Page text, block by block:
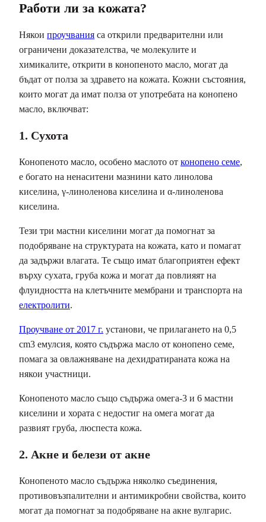
Работи ли за кожата?
Някои проучвания са открили предварителни или
ограничени доказателства, че молекулите и
химикалите, открити в конопеното масло, могат да
бъдат от полза за здравето на кожата. Кожни състояния,
които могат да имат полза от употребата на конопено
масло, включват:
1. Сухота
Конопеното масло, особено маслото от конопено семе,
е богато на ненаситени мазнини като линолова
киселина, γ-линоленова киселина и α-линоленова
киселина.
Тези три мастни киселини могат да помогнат за
подобряване на структурата на кожата, като и помагат
да задържи влагата. Те също имат благоприятен ефект
върху сухата, груба кожа и могат да повлияят на
флуидността на клетъчните мембрани и транспорта на
електролити.
Проучване от 2017 г. установи, че прилагането на 0,5
cm3 емулсия, която съдържа масло от конопено семе,
помага за овлажняване на дехидратираната кожа на
някои участници.
Конопеното масло също съдържа омега-3 и 6 мастни
киселини и хората с недостиг на омега могат да
развият груба, люспеста кожа.
2. Акне и белези от акне
Конопеното масло съдържа няколко съединения,
противовъзпалителни и антимикробни свойства, които
могат да помогнат за подобряване на акне вулгарис.